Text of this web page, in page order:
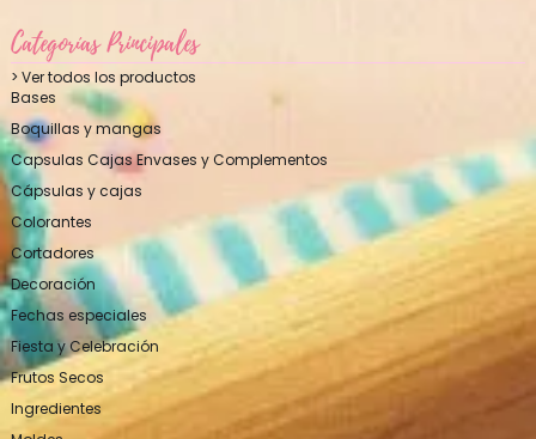
Categorías Principales
> Ver todos los productos
Bases
Boquillas y mangas
Capsulas Cajas Envases y Complementos
Cápsulas y cajas
Colorantes
Cortadores
Decoración
Fechas especiales
Fiesta y Celebración
Frutos Secos
Ingredientes